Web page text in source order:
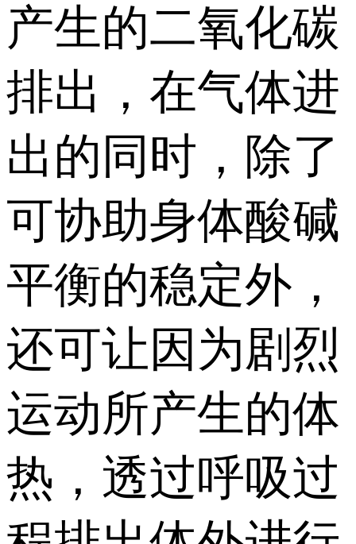
产生的二氧化碳
排出，在气体进
出的同时，除了
可协助身体酸碱
平衡的稳定外，
还可让因为剧烈
运动所产生的体
热，透过呼吸过